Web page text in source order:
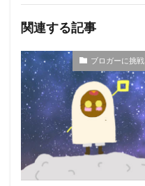
関連する記事
ブロガーに挑戦